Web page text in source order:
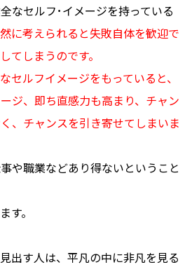
なセルフ･イメージを持っている
に考えられると失敗自体を歓迎で
てしまうのです。
セルフイメージをもっていると、
ジ、即ち直感力も高まり、チャン
、チャンスを引き寄せてしまいま
や職業などあり得ないということ
す。
出す人は、平凡の中に非凡を見る